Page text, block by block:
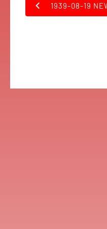
1939-08-19